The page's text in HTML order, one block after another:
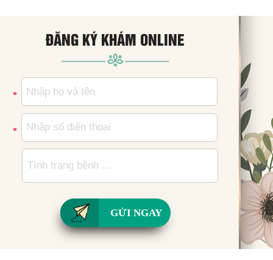
ĐĂNG KÝ KHÁM ONLINE
*
*
GỬI NGAY